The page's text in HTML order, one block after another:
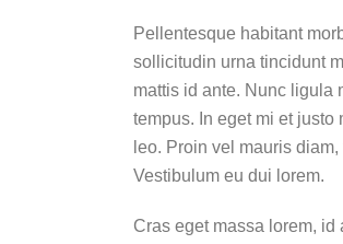
Pellentesque habitant
sollicitudin urna tincidunt
mattis id ante. Nunc ligula
tempus. In eget mi et
leo. Proin vel mauris
Vestibulum eu dui lorem.
Cras eget massa lorem,